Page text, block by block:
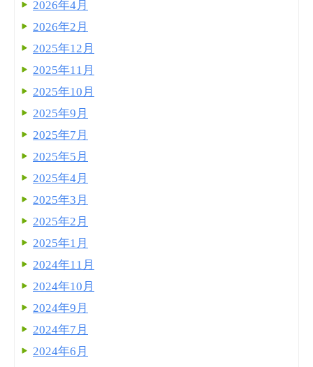
2026年4月
2026年2月
2025年12月
2025年11月
2025年10月
2025年9月
2025年7月
2025年5月
2025年4月
2025年3月
2025年2月
2025年1月
2024年11月
2024年10月
2024年9月
2024年7月
2024年6月